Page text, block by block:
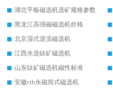
湖北平板磁选机选矿规格参数
黑龙江高强磁磁选机价格
北京湿式逆流磁选机
江西水选钛矿磁选机
山东钛矿磁选机磁性标准
安徽ctb永磁筒式磁选机